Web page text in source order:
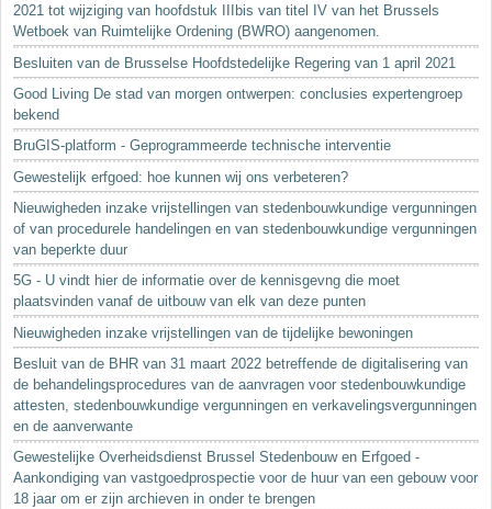
2021 tot wijziging van hoofdstuk IIIbis van titel IV van het Brussels
Wetboek van Ruimtelijke Ordening (BWRO) aangenomen.
Besluiten van de Brusselse Hoofdstedelijke Regering van 1 april 2021
Good Living De stad van morgen ontwerpen: conclusies expertengroep
bekend
BruGIS-platform - Geprogrammeerde technische interventie
Gewestelijk erfgoed: hoe kunnen wij ons verbeteren?
Nieuwigheden inzake vrijstellingen van stedenbouwkundige vergunningen
of van procedurele handelingen en van stedenbouwkundige vergunningen
van beperkte duur
5G - U vindt hier de informatie over de kennisgevng die moet
plaatsvinden vanaf de uitbouw van elk van deze punten
Nieuwigheden inzake vrijstellingen van de tijdelijke bewoningen
Besluit van de BHR van 31 maart 2022 betreffende de digitalisering van
de behandelingsprocedures van de aanvragen voor stedenbouwkundige
attesten, stedenbouwkundige vergunningen en verkavelingsvergunningen
en de aanverwante
Gewestelijke Overheidsdienst Brussel Stedenbouw en Erfgoed -
Aankondiging van vastgoedprospectie voor de huur van een gebouw voor
18 jaar om er zijn archieven in onder te brengen